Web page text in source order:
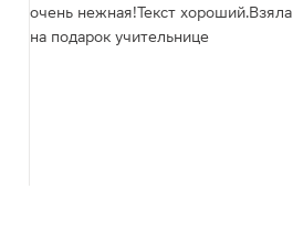
очень нежная!Текст хороший.Взяла
на подарок учительнице